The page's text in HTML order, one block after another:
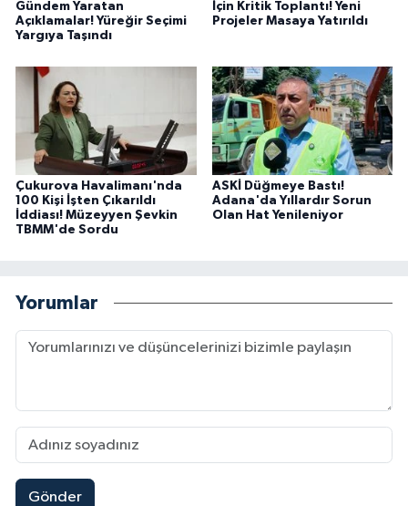
Gündem Yaratan
Açıklamalar! Yüreğir Seçimi
Yargıya Taşındı
İçin Kritik Toplantı! Yeni
Projeler Masaya Yatırıldı
Çukurova Havalimanı'nda
100 Kişi İşten Çıkarıldı
İddiası! Müzeyyen Şevkin
TBMM'de Sordu
ASKİ Düğmeye Bastı!
Adana'da Yıllardır Sorun
Olan Hat Yenileniyor
Yorumlar
Gönder